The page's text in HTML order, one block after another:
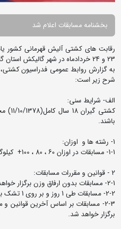
بخشنامه مسابقات اعلام شد
رقابت های کشتی آلیش قهرمانی کشور
23 و 24 خردادماه در شهر گالیکش استان گلستان برگزار می شود.
به گزارش روابط عمومی فدراسیون کشتی،
شرح زیر است:
الف- شرایط سنی:
کشتی
باشند.
1- رشته ها و اوزان:
1-1- مسابقات در اوزان 60 ، 80 ، 100+ کیلوگرم برگزار خواهد شد.
2 - قوانین و مقررات مسابقات:
2-1- مسابقات بدون ارفاق وزن برگزار خواهد شد.
2-2- مسابقات طی 1 روز و بر روی 1 تشک برگزار می شود.
2-3- مسابقات بر اساس آخرین قوانین
برگزار خواهد شد.